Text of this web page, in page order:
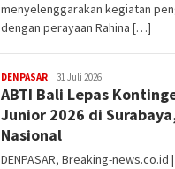
menyelenggarakan kegiatan
dengan perayaan Rahina […]
DENPASAR admin
31 Juli 2026
ABTI Bali Lepas
Junior 2026 di
Nasional
DENPASAR, Breaking-